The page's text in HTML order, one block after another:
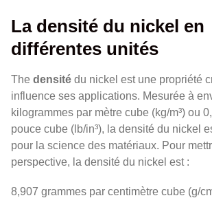
La densité du nickel en
différentes unités
The densité du nickel est une propriété
influence ses applications. Mesurée à
kilogrammes par mètre cube (kg/m³) ou
pouce cube (lb/in³), la densité du nickel
pour la science des matériaux. Pour
perspective, la densité du nickel est :
8,907 grammes par centimètre cube (g/